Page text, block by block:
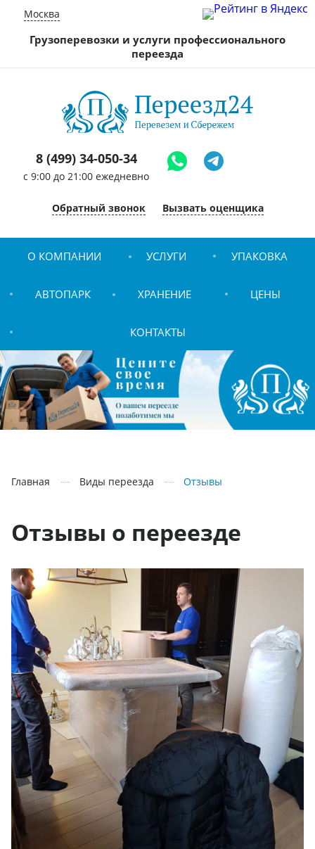
Москва
Грузоперевозки и услуги профессионального
переезда
8 (499) 34-050-34
c 9:00 до 21:00 ежедневно
Обратный звонок Вызвать оценщика
О КОМПАНИИ УСЛУГИ УПАКОВКА
АВТОПАРК ХРАНЕНИЕ ЦЕНЫ
КОНТАКТЫ
Главная Виды переезда Отзывы
Отзывы о переезде